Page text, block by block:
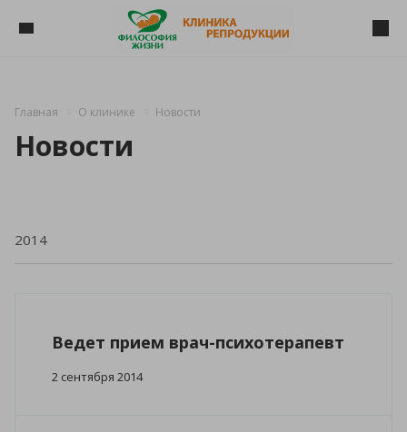
Главная О клинике Новости
Новости
Ведет прием врач-психотерапевт
2 сентября 2014